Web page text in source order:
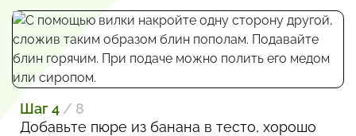
Шаг 4 / 8
Добавьте пюре из банана в тесто, хорошо